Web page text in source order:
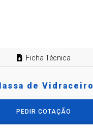
Ficha Técnica
de Vidraceiro
PEDIR COTAÇÃO